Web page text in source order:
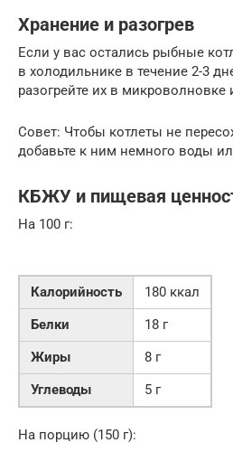
Хранение и разогрев
Если у вас остались рыбные
в холодильнике в течение 2-3
разогрейте их в микроволновке
Совет: Чтобы котлеты не
добавьте к ним немного воды
КБЖУ и пищевая
На 100 г:
Калорийность
180 ккал
Белки
18 г
Жиры
8 г
Углеводы
5 г
На порцию (150 г):